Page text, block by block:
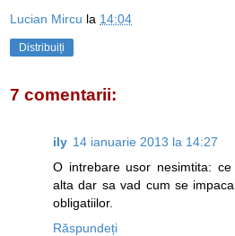
Lucian Mircu la 14:04
Distribuiți
7 comentarii:
ily 14 ianuarie 2013 la 14:27
O intrebare usor nesimtita:
alta dar sa vad cum se
obligatiilor.
Răspundeți